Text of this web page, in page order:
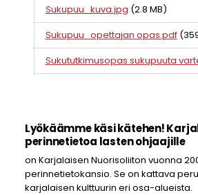
Sukupuu_kuva.jpg (2.8 MB)
Sukupuu_opettajan opas.pdf
Sukututkimusopas sukupuuta
Lyökäämme käsi kätehen!
perinnetietoa lasten ohjaajille
on Karjalaisen Nuorisoliiton vuonna
perinnetietokansio. Se on kattava
karjalaisen kulttuurin eri osa-alueista.